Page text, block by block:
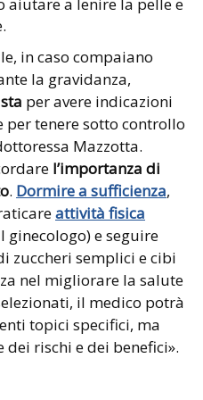
in caso compaiano
la gravidanza,
per avere indicazioni
per tenere sotto controllo
Mazzotta.
l’importanza di
. Dormire a sufficienza,
attività fisica
ginecologo) e seguire
zuccheri semplici e cibi
nel migliorare la salute
il medico potrà
topici specifici, ma
rischi e dei benefici».